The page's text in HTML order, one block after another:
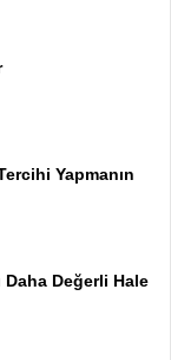
Yapmanın
Daha Değerli Hale